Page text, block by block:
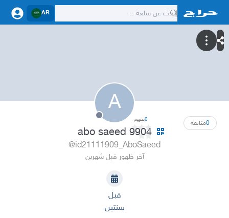
AR
A
0متابعة 0تقييم
abo saeed 9904
@id21111909_AboSaeed
آخر ظهور قبل شهرين
قبل
سنتين